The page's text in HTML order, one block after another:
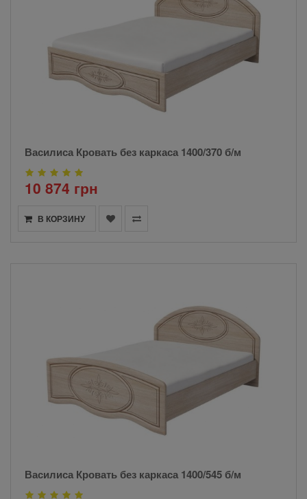
Василиса Кровать без каркаса 1400/370 б/м
10 874 грн
В КОРЗИНУ
Василиса Кровать без каркаса 1400/545 б/м